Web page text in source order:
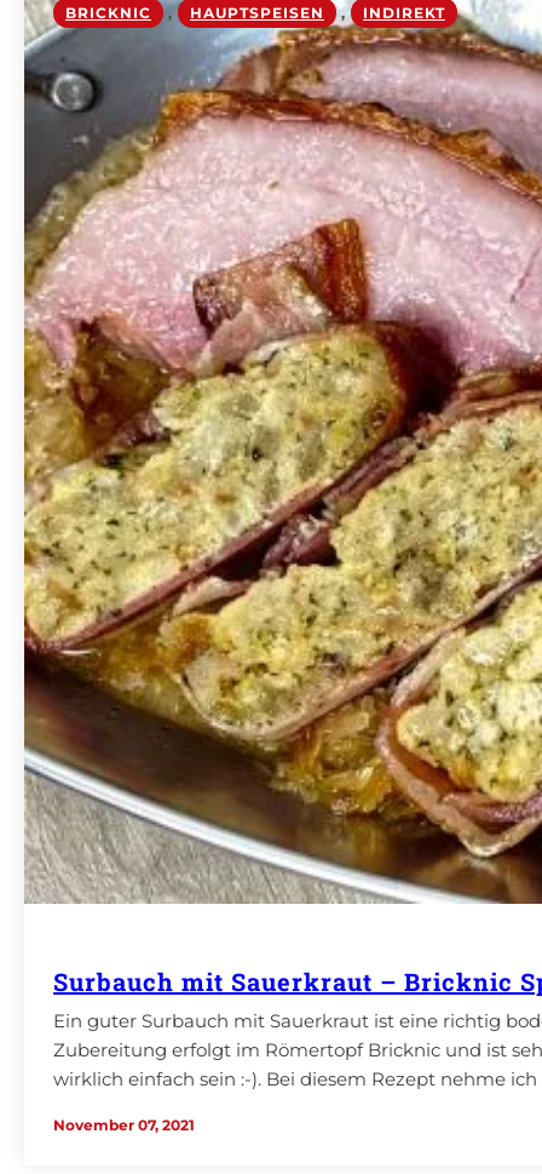
BRICKNIC , HAUPTSPEISEN , INDIREKT
Surbauch mit Sauerkraut – Bricknic
Ein guter Surbauch mit Sauerkraut ist eine richtig
Zubereitung erfolgt im Römertopf Bricknic und ist
wirklich einfach sein :-). Bei diesem Rezept nehme
November 07, 2021